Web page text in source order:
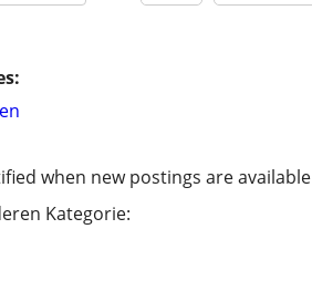
when new postings are available
Kategorie: